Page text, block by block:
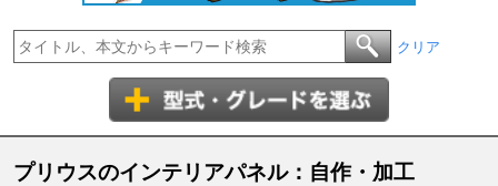
クリア
プリウスのインテリアパネル：自作・加工